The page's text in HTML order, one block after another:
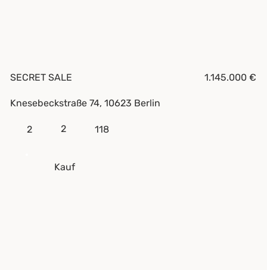
SECRET SALE 1.145.000 €
Knesebeckstraße 74, 10623 Berlin
2 2 118
Kauf